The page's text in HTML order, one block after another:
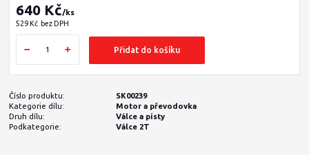
640 Kč/ks
529 Kč bez DPH
Přidat do košíku
Číslo produktu:
SK00239
Kategorie dílu:
Motor a převodovka
Druh dílu:
Válce a písty
Podkategorie:
Válce 2T